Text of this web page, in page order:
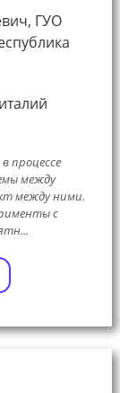
ГУО
процессе
между
между ними.
с